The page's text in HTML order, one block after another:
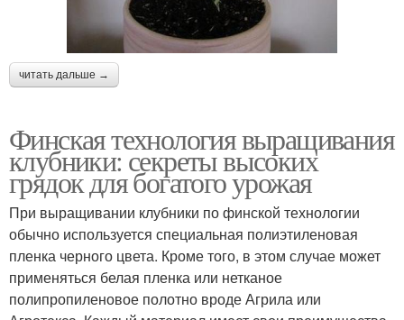
читать дальше →
Финская технология выращивания
клубники: секреты высоких
грядок для богатого урожая
При выращивании клубники по финской технологии
обычно используется специальная полиэтиленовая
пленка черного цвета. Кроме того, в этом случае может
применяться белая пленка или нетканое
полипропиленовое полотно вроде Агрила или